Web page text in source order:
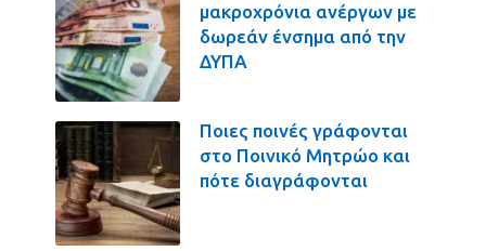
μακροχρόνια ανέργων με
δωρεάν ένσημα από την
ΔΥΠΑ
Ποιες ποινές γράφονται
στο Ποινικό Μητρώο και
πότε διαγράφονται